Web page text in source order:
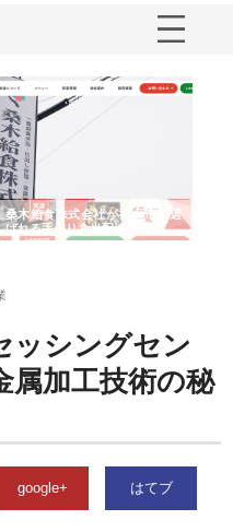
桑木給食株式会社が福山市で選
ばれる手作り弁当配達の理由
ッシングセン
属加工技術の秘
google+ はてブ